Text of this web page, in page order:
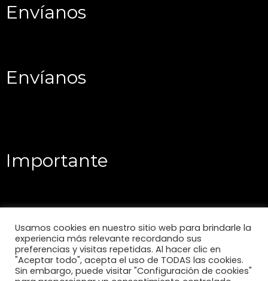
Envíanos
Envíanos
Importante
Usamos cookies en nuestro sitio web para brindarle la
experiencia más relevante recordando sus
preferencias y visitas repetidas. Al hacer clic en
"Aceptar todo", acepta el uso de TODAS las cookies.
Sin embargo, puede visitar "Configuración de cookies"